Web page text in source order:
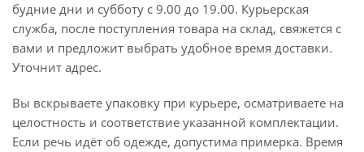
будние дни и субботу с 9.00 до 19.00. Курьерская
служба, после поступления товара на склад, свяжется с
вами и предложит выбрать удобное время доставки.
Уточнит адрес.
Вы вскрываете упаковку при курьере, осматриваете на
целостность и соответствие указанной комплектации.
Если речь идёт об одежде, допустима примерка. Время